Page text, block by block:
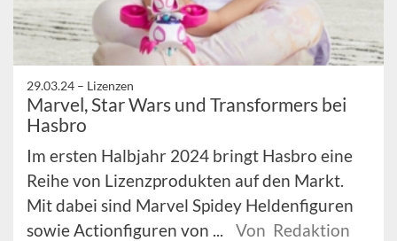
29.03.24 – Lizenzen
Marvel, Star Wars und Transformers bei
Hasbro
Im ersten Halbjahr 2024 bringt Hasbro eine
Reihe von Lizenzprodukten auf den Markt.
Mit dabei sind Marvel Spidey Heldenfiguren
sowie Actionfiguren von ...
Von Redaktion